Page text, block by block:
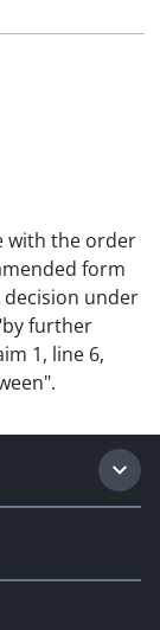
with the order
form
under
further
1, line 6,